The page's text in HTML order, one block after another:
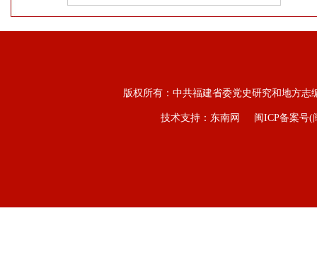
版权所有：中共福建省委党史研究和地方
技术支持：东南网 闽ICP备案号(